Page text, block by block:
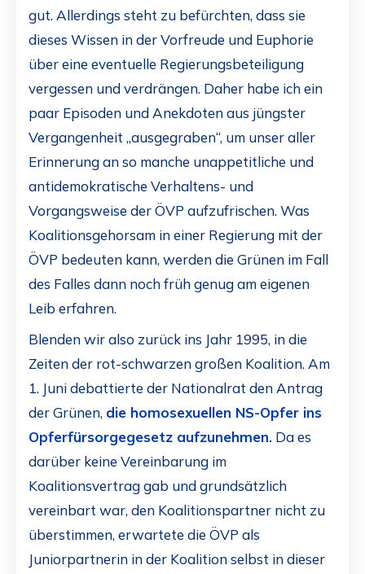
gut. Allerdings steht zu befürchten, dass sie
dieses Wissen in der Vorfreude und Euphorie
über eine eventuelle Regierungsbeteiligung
vergessen und verdrängen. Daher habe ich ein
paar Episoden und Anekdoten aus jüngster
Vergangenheit „ausgegraben“, um unser aller
Erinnerung an so manche unappetitliche und
antidemokratische Verhaltens- und
Vorgangsweise der ÖVP aufzufrischen. Was
Koalitionsgehorsam in einer Regierung mit der
ÖVP bedeuten kann, werden die Grünen im Fall
des Falles dann noch früh genug am eigenen
Leib erfahren.
Blenden wir also zurück ins Jahr 1995, in die
Zeiten der rot-schwarzen großen Koalition. Am
1. Juni debattierte der Nationalrat den Antrag
der Grünen, die homosexuellen NS-Opfer ins
Opferfürsorgegesetz aufzunehmen. Da es
darüber keine Vereinbarung im
Koalitionsvertrag gab und grundsätzlich
vereinbart war, den Koalitionspartner nicht zu
überstimmen, erwartete die ÖVP als
Juniorpartnerin in der Koalition selbst in dieser